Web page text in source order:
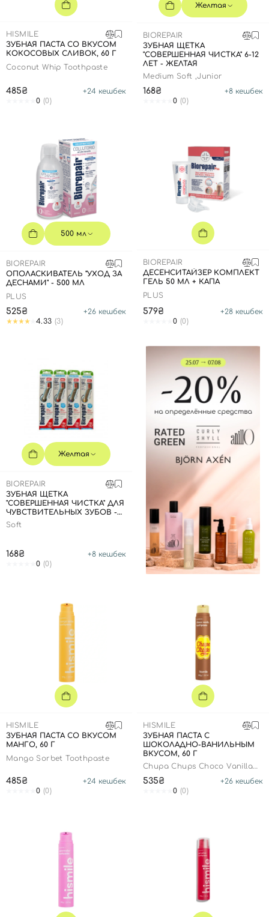
Кремы для тела с SPF
Миниатюры
Карбокситерапия
Бьюти Гаджеты
Автозагар
Специальный уход
Для детей
Для мужчин
Дезодоранты
Интимный уход
Автозагар
HISMILE
ЗУБНАЯ ПАСТА СО ВКУСОМ
КОКОСОВЫХ СЛИВОК, 60 Г
Coconut Whip Toothpaste
485₴ +24 кешбек
0 (0)
Желтая
BIOREPAIR
ЗУБНАЯ ЩЕТКА
"СОВЕРШЕННАЯ ЧИСТКА" 6-12
ЛЕТ - ЖЕЛТАЯ
Medium Soft ,Junior
168₴ +8 кешбек
0 (0)
500 мл
BIOREPAIR
ОПОЛАСКИВАТЕЛЬ "УХОД ЗА
ДЕСНАМИ" - 500 МЛ
PLUS
525₴ +26 кешбек
4.33 (3)
BIOREPAIR
ДЕСЕНСИТАЙЗЕР КОМПЛЕКТ
ГЕЛЬ 50 МЛ + КАПА
PLUS
579₴ +28 кешбек
0 (0)
Желтая
BIOREPAIR
ЗУБНАЯ ЩЕТКА
"СОВЕРШЕННАЯ ЧИСТКА" ДЛЯ
ЧУВСТВИТЕЛЬНЫХ ЗУБОВ -
ЖЕЛТАЯ
Soft
168₴ +8 кешбек
0 (0)
HISMILE
ЗУБНАЯ ПАСТА СО ВКУСОМ
МАНГО, 60 Г
Mango Sorbet Toothpaste
485₴ +24 кешбек
0 (0)
HISMILE
ЗУБНАЯ ПАСТА С
ШОКОЛАДНО-ВАНИЛЬНЫМ
ВКУСОМ, 60 Г
Chupa Chups Choco Vanilla
535₴ +26 кешбек
0 (0)